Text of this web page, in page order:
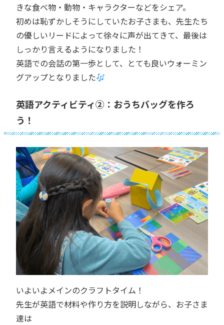
きな食べ物・動物・キャラクターなどをシェア。
初めは恥ずかしそうにしていたお子さまも、先生たち
の優しいリードによって徐々に声が出てきて、最後は
しっかり言えるようになりました！
英語での会話の第一歩として、とても良いウォーミン
グアップとなりました
英語アクティビティ②：おうちバッグを作ろ
う！
いよいよメインのクラフトタイム！
先生が英語で材料や作り方を説明しながら、お子さま
達は